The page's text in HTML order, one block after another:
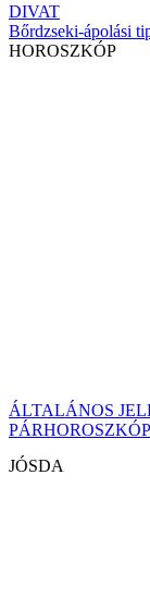
DIVAT
Bőrdzseki-ápolási
HOROSZKÓP
ÁLTALÁNOS
JÓSDA